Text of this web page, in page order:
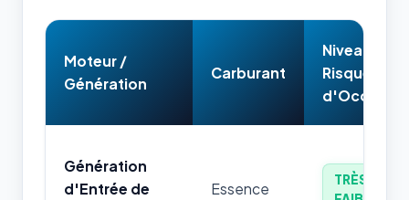
Moteur /
Génération
Carburant
Niveau de
Risque
d'Occasion
Génération
d'Entrée de
Essence
TRÈS